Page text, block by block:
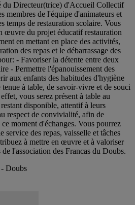
du Directeur(trice) d'Accueil Collectif
membres de l'équipe d'animateurs et
temps de restauration scolaire. Vous
œuvre du projet éducatif restauration
en mettant en place des activités,
des repas et le débarrassage des
- Favoriser la détente entre deux
- Permettre l'épanouissement des
aux enfants des habitudes d'hygiène
à table, de savoir-vivre et de souci
vous serez présent à table au
disponible, attentif à leurs
respect de convivialité, afin de
moment d'échanges. Vous pourrez
service des repas, vaisselle et tâches
à mettre en œuvre et à valoriser
l'association des Francas du Doubs.
Doubs